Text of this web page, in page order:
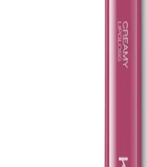
La Roche-Posay
Hassas Ciltler İçin Yoğun
La Roche-Posay Lipikar
ciltler için geliştirilmiş, yoğun
özellikleriyle öne çıkan,
Natural Colors 3N
Boyası: Sağlıklı ve